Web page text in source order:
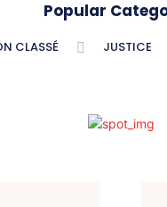
Popular
CLASSÉ JUSTICE